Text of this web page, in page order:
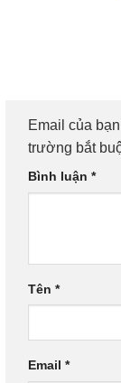
Email của
trường bắt
Bình luận *
Tên *
Email *